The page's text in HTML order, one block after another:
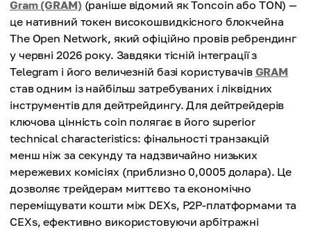
Gram (GRAM) (раніше відомий як Toncoin або TON) —
це нативний токен високошвидкісного блокчейна
The Open Network, який офіційно провів ребрендинг
у червні 2026 року. Завдяки тісній інтеграції з
Telegram і його величезній базі користувачів GRAM
став одним із найбільш затребуваних і ліквідних
інструментів для дейтрейдингу. Для дейтрейдерів
ключова цінність coin полягає в його superior
technical characteristics: фінальності транзакцій
менш ніж за секунду та надзвичайно низьких
мережевих комісіях (приблизно 0,0005 долара). Це
дозволяє трейдерам миттєво та економічно
переміщувати кошти між DEXs, P2P-платформами та
CEXs, ефективно використовуючи арбітражні